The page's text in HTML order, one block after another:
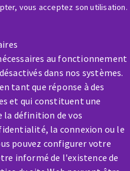
vous acceptez son utilisation.
au fonctionnement
dans nos systèmes.
tant que réponse à des
et qui constituent une
la définition de vos
la connexion ou le
pouvez configurer votre
informé de l'existence de
?
nous